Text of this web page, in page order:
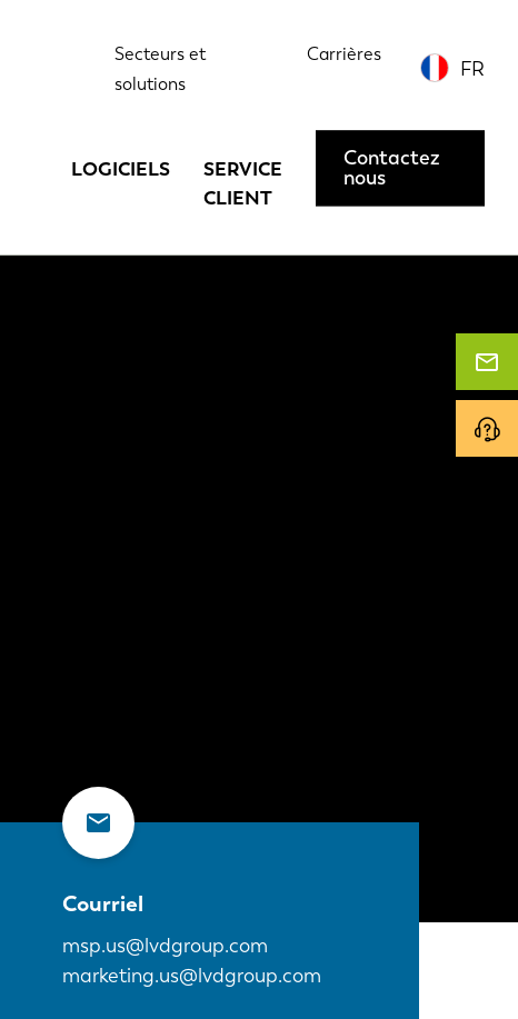
Secteurs et
solutions
Carrières
FR
LOGICIELS
SERVICE
CLIENT
Contactez
nous
Courriel
msp.us@lvdgroup.com
marketing.us@lvdgroup.com